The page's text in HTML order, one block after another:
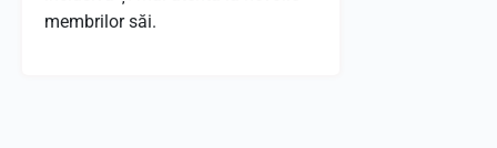
membrilor săi.